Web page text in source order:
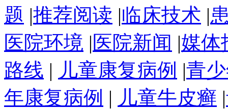
题 |推荐阅读 |临床技术 |
医院环境 |医院新闻 |媒体
路线 | 儿童康复病例 |青
年康复病例 | 儿童牛皮癣 |